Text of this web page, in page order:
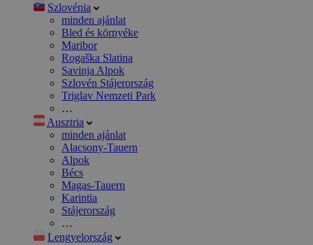
Szlovénia
minden ajánlat
Bled és környéke
Maribor
Rogaška Slatina
Savinja Alpok
Szlovén Stájerország
Triglav Nemzeti Park
…
Ausztria
minden ajánlat
Alacsony-Tauern
Alpok
Bécs
Magas-Tauern
Karintia
Stájerország
…
Lengyelország